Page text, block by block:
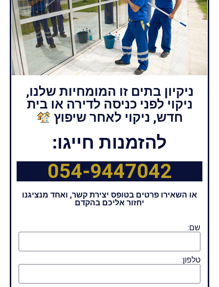
ניקיון בתים זו המומחיות שלנו,
ניקוי לפני כניסה לדירה או בית
חדש, ניקוי לאחר שיפוץ
להזמנות חייגו:
054-9447042
או השאירו פרטים בטופס יצירת קשר, ואחד מנציגנו
יחזור אליכם בהקדם
שם:
טלפון: